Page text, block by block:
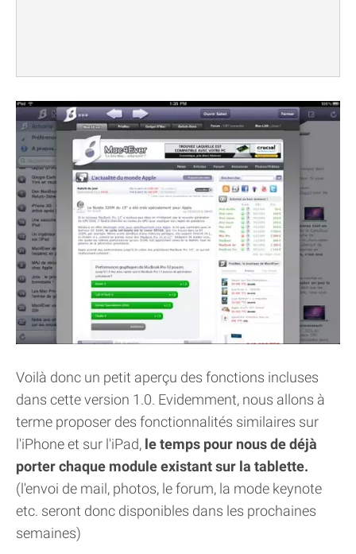
Voilà donc un petit aperçu des fonctions incluses
dans cette version 1.0. Evidemment, nous allons à
terme proposer des fonctionnalités similaires sur
l'iPhone et sur l'iPad, le temps pour nous de déjà
porter chaque module existant sur la tablette.
(l'envoi de mail, photos, le forum, la mode keynote
etc. seront donc disponibles dans les prochaines
semaines)